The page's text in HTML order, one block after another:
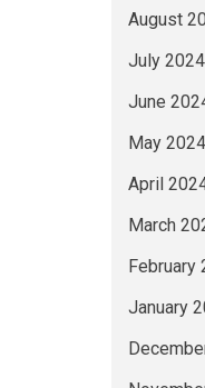
August
July 2024
June
May 2024
April
March
February
January